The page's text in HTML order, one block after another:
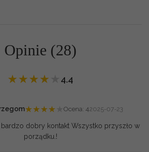
Opinie (28)
★★★★ 4.4
★★★★ Ocena: 42025-07-23
bardzo dobry kontakt Wszystko przyszło w
porządku.!